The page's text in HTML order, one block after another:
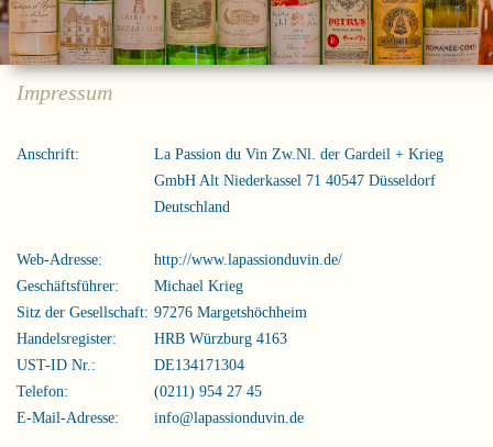
Impressum
Anschrift: La Passion du Vin Zw.Nl. der Gardeil + Krieg
GmbH Alt Niederkassel 71 40547 Düsseldorf
Deutschland
Web-Adresse:
http://www.lapassionduvin.de/
Geschäftsführer:
Michael Krieg
Sitz der Gesellschaft: 97276 Margetshöchheim
Handelsregister:
HRB Würzburg 4163
UST-ID Nr.:
DE134171304
Telefon:
(0211) 954 27 45
E-Mail-Adresse:
info@lapassionduvin.de